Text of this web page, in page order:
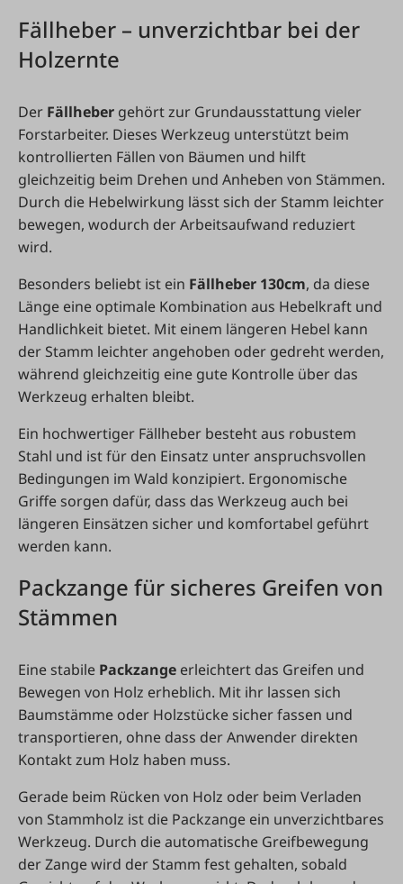
Fällheber – unverzichtbar bei der
Holzernte
Der Fällheber gehört zur Grundausstattung vieler
Forstarbeiter. Dieses Werkzeug unterstützt beim
kontrollierten Fällen von Bäumen und hilft
gleichzeitig beim Drehen und Anheben von Stämmen.
Durch die Hebelwirkung lässt sich der Stamm leichter
bewegen, wodurch der Arbeitsaufwand reduziert
wird.
Besonders beliebt ist ein Fällheber 130cm, da diese
Länge eine optimale Kombination aus Hebelkraft und
Handlichkeit bietet. Mit einem längeren Hebel kann
der Stamm leichter angehoben oder gedreht werden,
während gleichzeitig eine gute Kontrolle über das
Werkzeug erhalten bleibt.
Ein hochwertiger Fällheber besteht aus robustem
Stahl und ist für den Einsatz unter anspruchsvollen
Bedingungen im Wald konzipiert. Ergonomische
Griffe sorgen dafür, dass das Werkzeug auch bei
längeren Einsätzen sicher und komfortabel geführt
werden kann.
Packzange für sicheres Greifen von
Stämmen
Eine stabile Packzange erleichtert das Greifen und
Bewegen von Holz erheblich. Mit ihr lassen sich
Baumstämme oder Holzstücke sicher fassen und
transportieren, ohne dass der Anwender direkten
Kontakt zum Holz haben muss.
Gerade beim Rücken von Holz oder beim Verladen
von Stammholz ist die Packzange ein unverzichtbares
Werkzeug. Durch die automatische Greifbewegung
der Zange wird der Stamm fest gehalten, sobald